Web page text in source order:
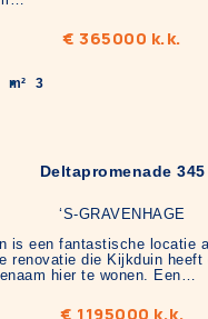
€ 365000 k.k.
m² 3
Deltapromenade 345
‘S-GRAVENHAGE
is een fantastische locatie
renovatie die Kijkduin heeft
hier te wonen. Een…
€ 1195000 k.k.